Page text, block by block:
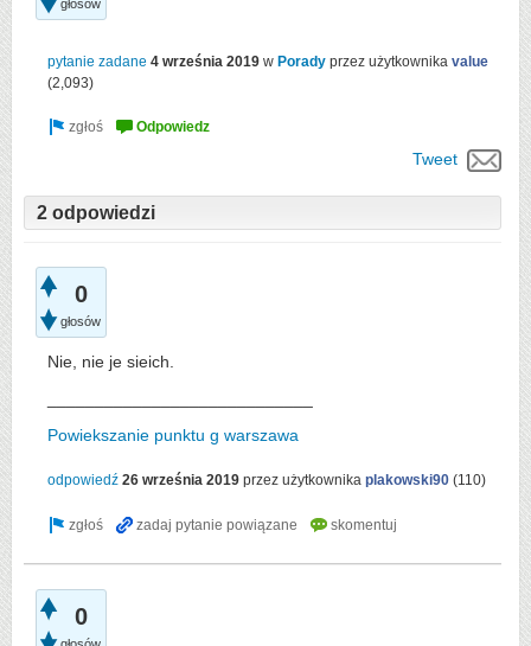
głosów
pytanie zadane 4 września 2019 w Porady przez użytkownika value
(2,093)
Tweet
2 odpowiedzi
0
głosów
Nie, nie je sieich.
Powiekszanie punktu g warszawa
odpowiedź 26 września 2019 przez użytkownika plakowski90 (110)
0